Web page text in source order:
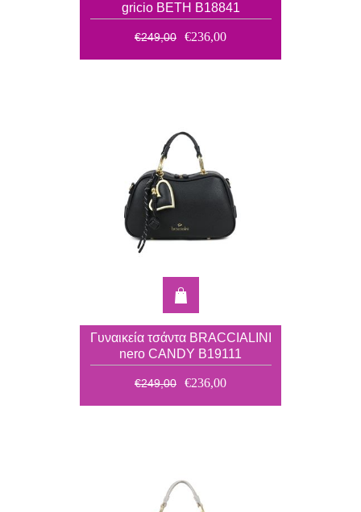
gricio BETH B18841
€249,00 €236,00
Γυναικεία τσάντα BRACCIALINI
nero CANDY B19111
€249,00 €236,00